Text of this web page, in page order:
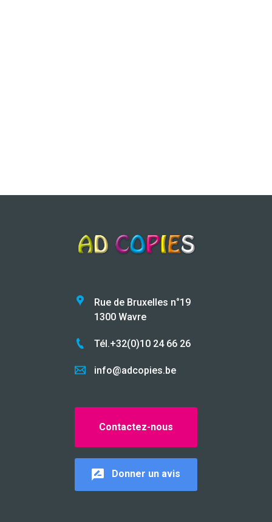
Rue de Bruxelles n°19
1300 Wavre
Tél.+32(0)10 24 66 26
info@adcopies.be
Contactez-nous
Donner un avis